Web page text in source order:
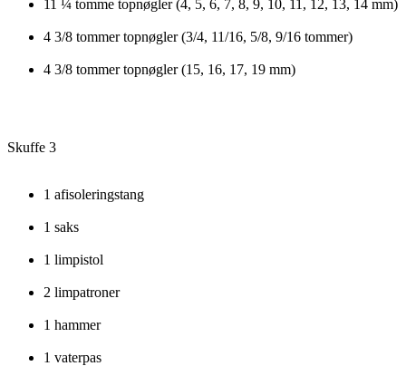
11 ¼ tomme topnøgler (4, 5, 6, 7, 8, 9, 10, 11, 12, 13, 14 mm)
4 3/8 tommer topnøgler (3/4, 11/16, 5/8, 9/16 tommer)
4 3/8 tommer topnøgler (15, 16, 17, 19 mm)
Skuffe 3
1 afisoleringstang
1 saks
1 limpistol
2 limpatroner
1 hammer
1 vaterpas